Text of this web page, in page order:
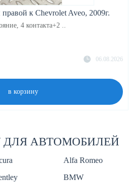
к Chevrolet Aveo, 2009г.
4 контакта+2 ..
06.08.2026
в корзину
ДЛЯ АВТОМОБИЛЕЙ
Alfa Romeo
BMW